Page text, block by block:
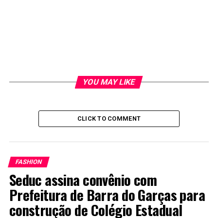
YOU MAY LIKE
CLICK TO COMMENT
FASHION
Seduc assina convênio com
Prefeitura de Barra do Garças para
construção de Colégio Estadual